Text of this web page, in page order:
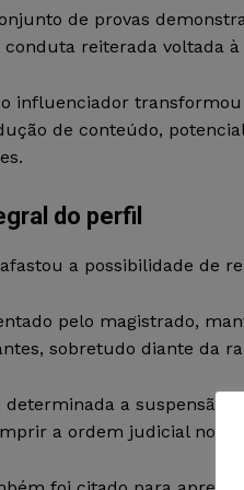
de provas
reiterada voltada
influenciador
de conteúdo,
do perfil
a possibilidade de
pelo magistrado,
sobretudo diante da
determinada a suspensão
a ordem judicial no